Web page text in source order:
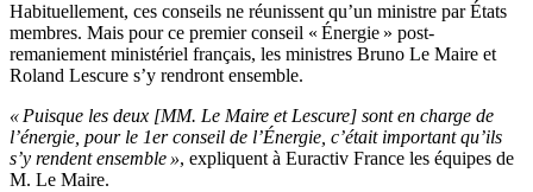
Habituellement, ces conseils ne réunissent qu’un ministre par États
membres. Mais pour ce premier conseil « Énergie » post-
remaniement ministériel français, les ministres Bruno Le Maire et
Roland Lescure s’y rendront ensemble.
« Puisque les deux [MM. Le Maire et Lescure] sont en charge de
l’énergie, pour le 1er conseil de l’Énergie, c’était important qu’ils
s’y rendent ensemble », expliquent à Euractiv France les équipes de
M. Le Maire.